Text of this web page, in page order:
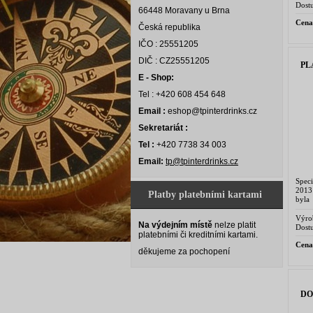
66448 Moravany u Brna
Česká republika
IČO : 25551205
DIČ : CZ25551205
E - Shop:
Tel : +420 608 454 648
Email : eshop@tpinterdrinks.cz
Sekretariát :
Tel : +420 7738 34 003
Email: tp@tpinterdrinks.cz
Platby platebními kartami
Na výdejním místě nelze platit
platebními či kreditními kartami.
děkujeme za pochopení
byla
z